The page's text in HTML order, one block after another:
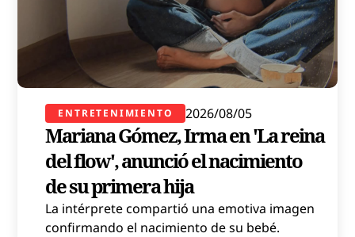
ENTRETENIMIENTO 2026/08/05
Mariana Gómez, Irma en 'La reina
del flow', anunció el nacimiento
de su primera hija
La intérprete compartió una emotiva imagen
confirmando el nacimiento de su bebé.